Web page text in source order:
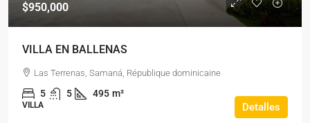
$950,000
VILLA EN BALLENAS
Las Terrenas, Samaná, République dominicaine
5 5 495 m²
VILLA Detalles